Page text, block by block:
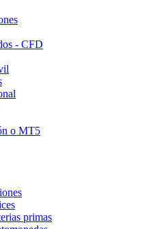
- CFD
o MT5
primas